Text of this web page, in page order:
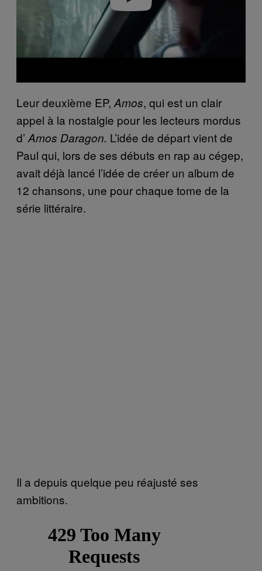
Leur deuxième EP, Amos, qui est un clair
appel à la nostalgie pour les lecteurs mordus
d’ Amos Daragon. L’idée de départ vient de
Paul qui, lors de ses débuts en rap au cégep,
avait déjà lancé l’idée de créer un album de
12 chansons, une pour chaque tome de la
série littéraire.
Il a depuis quelque peu réajusté ses
ambitions.